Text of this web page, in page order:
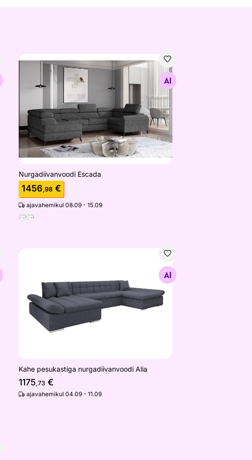
Nurgadiivanvoodi Escada
Nurgadiivanvoodi Escada
1456,98€
ajavahemikul 08.09 - 15.09
Kahe pesukastiga nurgadiivanvoodi Alia
Kahe pesukastiga nurgadiivanvoodi Alia
1175,73€
ajavahemikul 04.09 - 11.09